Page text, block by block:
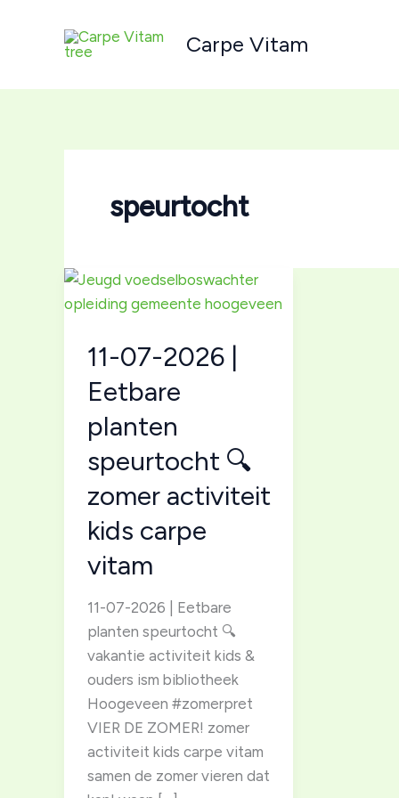
Carpe Vitam
speurtocht
11-07-2026 |
Eetbare
planten
speurtocht 🔍
zomer activiteit
kids carpe
vitam
11-07-2026 | Eetbare
planten speurtocht 🔍
vakantie activiteit kids &
ouders ism bibliotheek
Hoogeveen #zomerpret
VIER DE ZOMER! zomer
activiteit kids carpe vitam
samen de zomer vieren dat